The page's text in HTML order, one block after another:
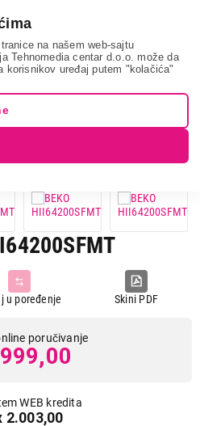
na našem web-sajtu
Tehnomedia centar d.o.o. može da
korisnikov uređaj putem "kolačića"
Ugradne indukcione ploče
Skini PDF
u poređenje
poručivanje
WEB kredita
2.003,00